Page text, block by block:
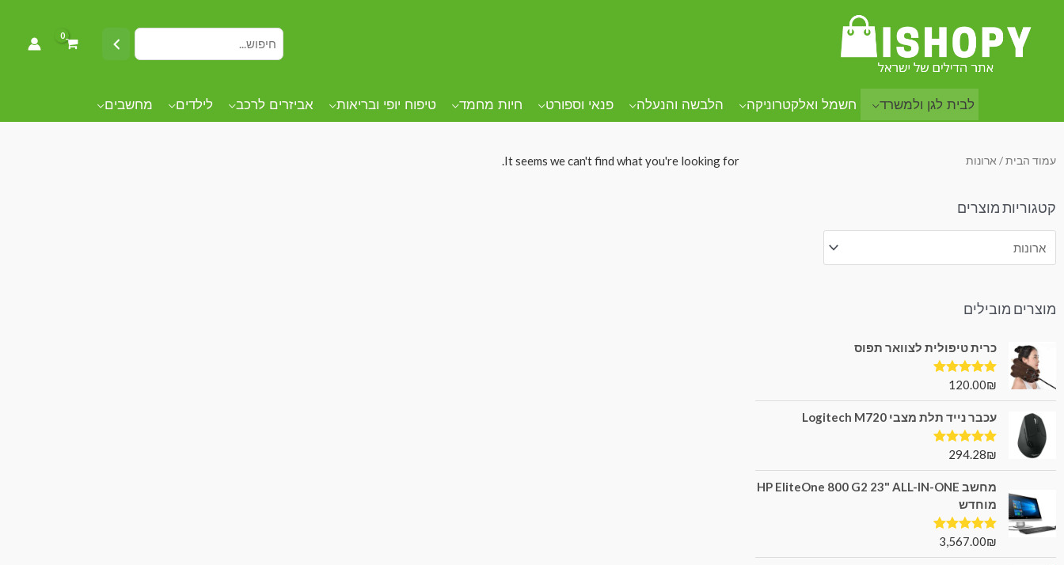
לבית לגן ולמשרד חשמל ואלקטרוניקה הלבשה והנעלה פנאי וספורט חיות מחמד טיפוח יופי ובריאות אביזרים לרכב לילדים מחשבים
עמוד הבית/ ארונות
קטגוריות מוצרים
מוצרים מובילים
כרית טיפולית לצוואר תפוס
דורג5.00
120.00₪
עכבר נייד תלת מצבי Logitech M720
דורג5.00
294.28₪
מחשב HP EliteOne 800 G2 23" ALL-IN-ONE
מוחדש
דורג5.00
3,567.00₪
It seems we can't find what you're looking for.